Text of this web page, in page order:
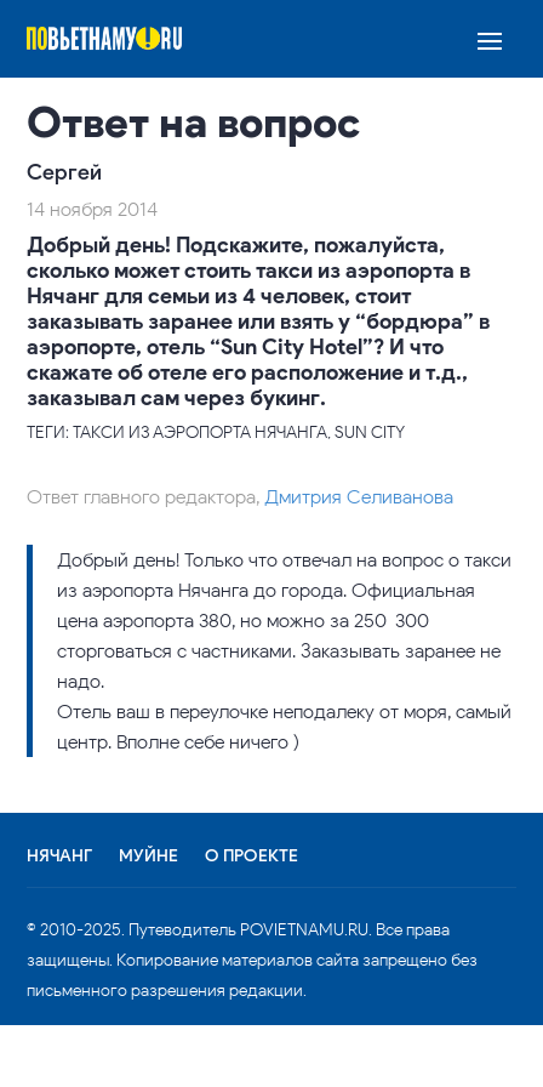
Ответ на вопрос
Cергей
14 ноября 2014
Добрый день! Подскажите, пожалуйста,
сколько может стоить такси из аэропорта в
Нячанг для семьи из 4 человек, стоит
заказывать заранее или взять у “бордюра” в
аэропорте, отель “Sun City Hotel”? И что
скажате об отеле его расположение и т.д.,
заказывал сам через букинг.
ТЕГИ: ТАКСИ ИЗ АЭРОПОРТА НЯЧАНГА, SUN CITY
Ответ главного редактора,Дмитрия Селиванова
Добрый день! Только что отвечал на вопрос о такси
из аэропорта Нячанга до города. Официальная
цена аэропорта 380, но можно за 250-300
сторговаться с частниками. Заказывать заранее не
надо.
Отель ваш в переулочке неподалеку от моря, самый
центр. Вполне себе ничего )
НЯЧАНГ МУЙНЕ О ПРОЕКТЕ
© 2010-2025. Путеводитель POVIETNAMU.RU. Все права
защищены. Копирование материалов сайта запрещено без
письменного разрешения редакции.